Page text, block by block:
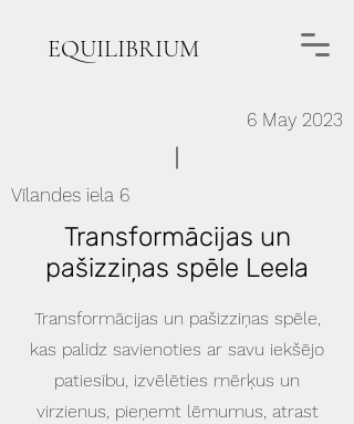
EQUILIBRIUM
6 May 2023
Vīlandes iela 6
Transformācijas un
pašizziņas spēle Leela
Transformācijas un pašizziņas spēle,
kas palīdz savienoties ar savu iekšējo
patiesību, izvēlēties mērķus un
virzienus, pieņemt lēmumus, atrast